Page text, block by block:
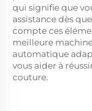
qui signifie que
assistance dès
compte ces
meilleure
automatique
vous aider à
couture.